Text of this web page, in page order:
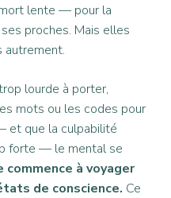
lente — pour la
proches. Mais elles
autrement.
lourde à porter,
mots ou les codes pour
et que la culpabilité
forte — le mental se
commence à voyager
de conscience. Ce